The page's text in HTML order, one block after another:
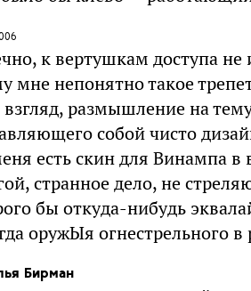
к вертушкам доступа
мне непонятно такое
размышление на
собой чисто
есть скин для Винампа в
странное дело, не
бы откуда-нибудь
оружЫя огнестрельного
Бирман